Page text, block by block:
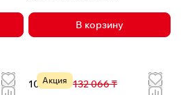
В корзину
Акция
103 097 ₸132 066 ₸